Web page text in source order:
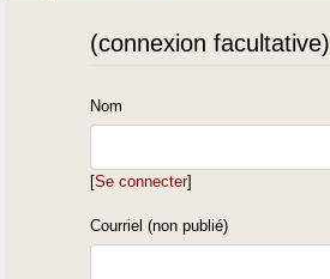
(connexion facultative)
Nom
[Se connecter]
Courriel (non publié)